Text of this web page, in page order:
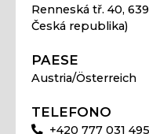
Renneská tř. 40,
Česká republika)
PAESE
Austria/Österreich
TELEFONO
+420 777 031 495